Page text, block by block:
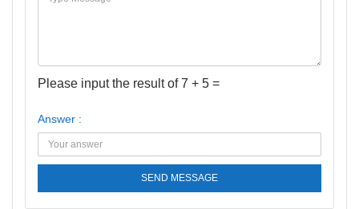
Please input the result of 7 + 5 =
Answer :
SEND MESSAGE